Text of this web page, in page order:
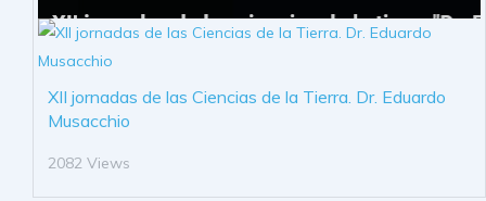
XII jornadas de las Ciencias de la Tierra. Dr. Eduardo
Musacchio
2082 Views